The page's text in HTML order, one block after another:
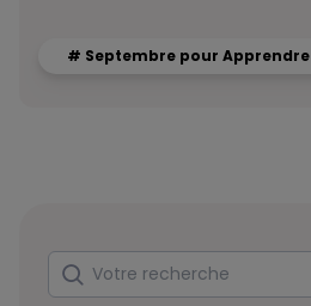
# Septembre pour Apprendre
Rechercher
Votre recherche